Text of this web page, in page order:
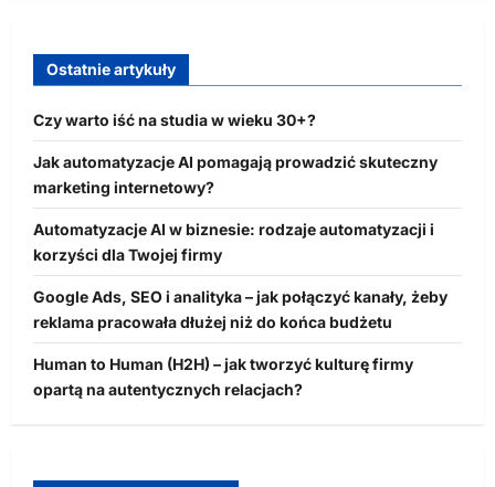
Ostatnie artykuły
Czy warto iść na studia w wieku 30+?
Jak automatyzacje AI pomagają prowadzić skuteczny
marketing internetowy?
Automatyzacje AI w biznesie: rodzaje automatyzacji i
korzyści dla Twojej firmy
Google Ads, SEO i analityka – jak połączyć kanały, żeby
reklama pracowała dłużej niż do końca budżetu
Human to Human (H2H) – jak tworzyć kulturę firmy
opartą na autentycznych relacjach?